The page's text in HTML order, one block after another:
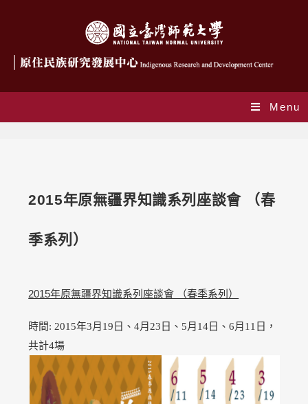
Menu
2015年原無疆界知識系列座談會 （春
季系列）
2015年原無疆界知識系列座談會 （春季系列）
時間: 2015年3月19日、4月23日、5月14日、6月11日，
共計4場